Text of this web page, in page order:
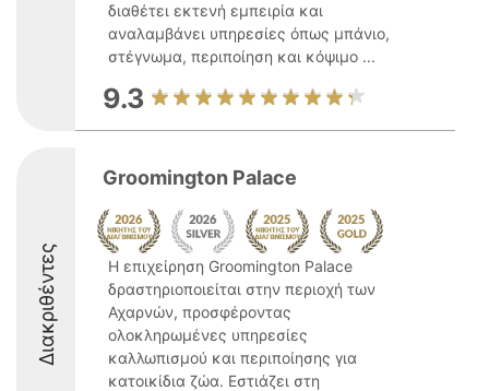
διαθέτει εκτενή εμπειρία και
αναλαμβάνει υπηρεσίες όπως μπάνιο,
στέγνωμα, περιποίηση και κόψιμο ...
9.3
Διακριθέντες
Groomington Palace
Η επιχείρηση Groomington Palace
δραστηριοποιείται στην περιοχή των
Αχαρνών, προσφέροντας
ολοκληρωμένες υπηρεσίες
καλλωπισμού και περιποίησης για
κατοικίδια ζώα. Εστιάζει στη